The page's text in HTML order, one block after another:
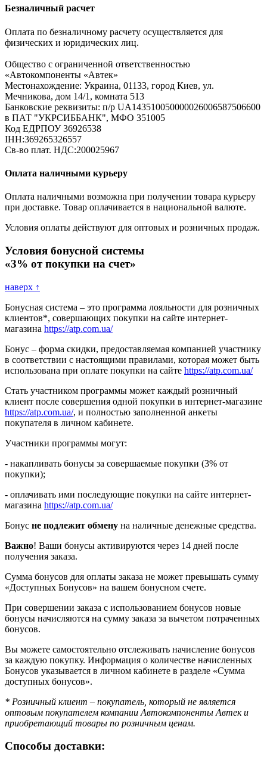
Безналичный расчет
Оплата по безналичному расчету осуществляется для
физических и юридических лиц.
Общество с ограниченной ответственностью
«Автокомпоненты «Автек»
Местонахождение: Украина, 01133, город Киев, ул.
Мечникова, дом 14/1, комната 513
Банковские реквизиты: п/р UA143510050000026006587506600
в ПАТ "УКРСИББАНК", МФО 351005
Код ЕДРПОУ 36926538
ІНН:369265326557
Св-во плат. НДС:200025967
Оплата наличными курьеру
Оплата наличными возможна при получении товара курьеру
при доставке. Товар оплачивается в национальной валюте.
Условия оплаты действуют для оптовых и розничных продаж.
Условия бонусной системы
«3% от покупки на счет»
наверх ↑
Бонусная система – это программа лояльности для розничных
клиентов*, совершающих покупки на сайте интернет-
магазина https://atp.com.ua/
Бонус – форма скидки, предоставляемая компанией участнику
в соответствии с настоящими правилами, которая может быть
использована при оплате покупки на сайте https://atp.com.ua/
Стать участником программы может каждый розничный
клиент после совершения одной покупки в интернет-магазине
https://atp.com.ua/, и полностью заполненной анкеты
покупателя в личном кабинете.
Участники программы могут:
- накапливать бонусы за совершаемые покупки (3% от
покупки);
- оплачивать ими последующие покупки на сайте интернет-
магазина https://atp.com.ua/
Бонус не подлежит обмену на наличные денежные средства.
Важно! Ваши бонусы активируются через 14 дней после
получения заказа.
Сумма бонусов для оплаты заказа не может превышать сумму
«Доступных Бонусов» на вашем бонусном счете.
При совершении заказа с использованием бонусов новые
бонусы начисляются на сумму заказа за вычетом потраченных
бонусов.
Вы можете самостоятельно отслеживать начисление бонусов
за каждую покупку. Информация о количестве начисленных
Бонусов указывается в личном кабинете в разделе «Сумма
доступных бонусов».
* Розничный клиент – покупатель, который не является
оптовым покупателем компании Автокомпоненты Автек и
приобретающий товары по розничным ценам.
Способы доставки: